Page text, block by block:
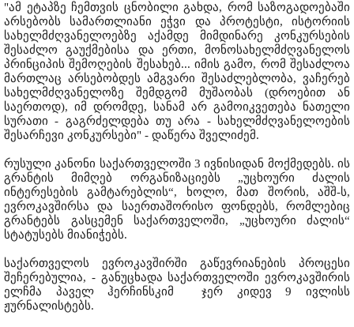
"ამ ეტაპზე ჩემთვის ცნობილი გახდა, რომ საზოგადოებაში
არსებობს სამართლიანი ეჭვი და პროტესტი, ისტორიის
სახელმძღვანელოებზე აქამდე მიმდინარე კონკურსების
შესაძლო გაუქმებისა და ერთი, მონოსახელმძღვანელოს
პრინციპის შემოღების შესახებ... იმის გამო, რომ შესაძლოა
მართლაც არსებობდეს ამგვარი შესაძლებლობა, ვაჩერებ
სახელმძღვანელოზე შემდგომ მუშაობას (დროებით ან
საერთოდ), იმ დრომდე, სანამ არ გამოიკვეთება ნათელი
სურათი - გაგრძელდება თუ არა - სახელმძღვანელოების
შესარჩევი კონკურსები" - დაწერა შველიძემ.
რუსული კანონი საქართველოში 3 ივნისიდან მოქმედებს. ის
გრანტის მიმღებ ორგანიზაციებს „უცხოური ძალის
ინტერესების გამტარებლის“, ხოლო, მათ შორის, აშშ-ს,
ევროკავშირსა და საერთაშორისო ფონდებს, რომლებიც
გრანტებს გასცემენ საქართველოში, „უცხოური ძალის“
სტატუსებს მიანიჭებს.
საქართველოს ევროკავშირში გაწევრიანების პროცესი
შეჩერებულია, - განუცხადა საქართველოში ევროკავშირის
ელჩმა პაველ ჰერჩინსკიმ ჯერ კიდევ 9 ივლისს
ჟურნალისტებს.